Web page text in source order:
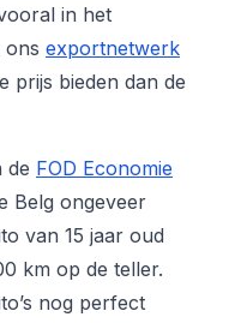
in het
ons exportnetwerk
prijs bieden dan de
de FOD Economie
Belg ongeveer
van 15 jaar oud
km op de teller.
nog perfect